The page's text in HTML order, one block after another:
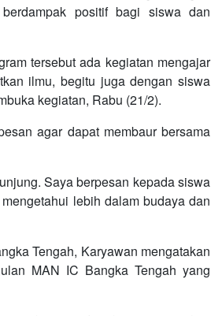
positif bagi siswa dan
tersebut ada kegiatan mengajar
ilmu, begitu juga dengan siswa
kegiatan, Rabu (21/2).
agar dapat membaur bersama
Saya berpesan kepada siswa
lebih dalam budaya dan
Tengah, Karyawan mengatakan
MAN IC Bangka Tengah yang